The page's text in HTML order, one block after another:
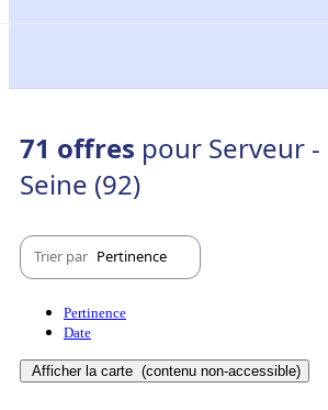
71 offres pour Serveur
Seine (92)
Trier par Pertinence
Pertinence
Date
Afficher la carte (contenu non-accessible)